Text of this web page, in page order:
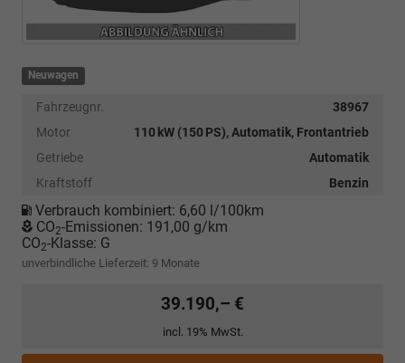
Neuwagen
Fahrzeugnr.
38967
Motor
110 kW (150 PS), Automatik, Frontantrieb
Getriebe
Automatik
Kraftstoff
Benzin
Verbrauch kombiniert: 6,60 l/100km
CO2-Emissionen: 191,00 g/km
CO2-Klasse: G
unverbindliche Lieferzeit: 9 Monate
39.190,– €
incl. 19% MwSt.